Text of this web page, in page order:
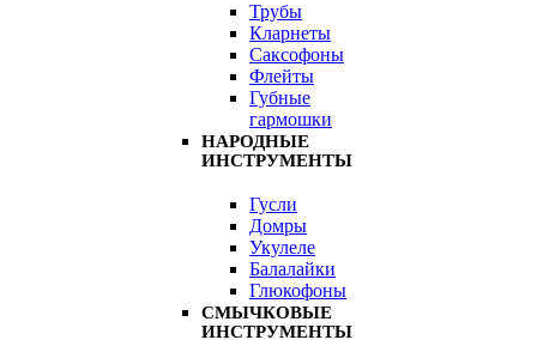
Трубы
Кларнеты
Саксофоны
Флейты
Губные
гармошки
НАРОДНЫЕ
ИНСТРУМЕНТЫ
Гусли
Домры
Укулеле
Балалайки
Глюкофоны
СМЫЧКОВЫЕ
ИНСТРУМЕНТЫ